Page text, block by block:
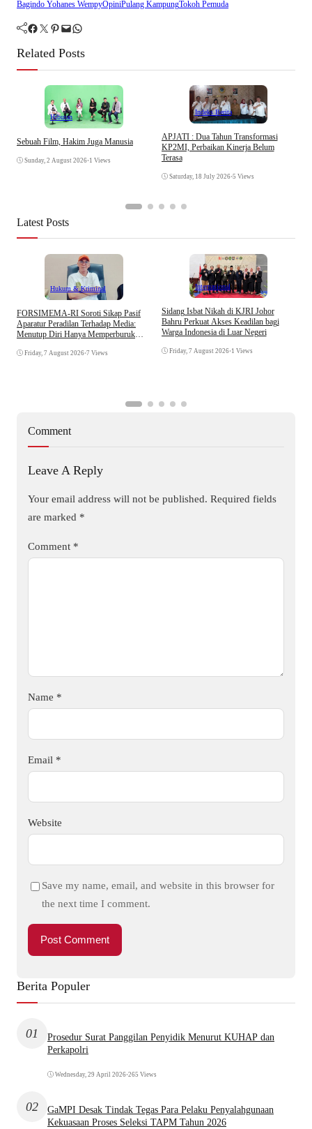
Bagindo Yohanes WempyOpiniPulang KampungTokoh Pemuda
Facebook Twitter Pinterest Mail WhatsApp
Related Posts
Hiburan
Sebuah Film, Hakim Juga Manusia
Sunday, 2 August 2026•1 Views
Indeks Berita
APJATI : Dua Tahun Transformasi
KP2MI, Perbaikan Kinerja Belum
Terasa
Saturday, 18 July 2026•5 Views
Latest Posts
Hukum & Kriminal
​FORSIMEMA-RI Soroti Sikap Pasif
Aparatur Peradilan Terhadap Media:
Menutup Diri Hanya Memperburuk
Friday, 7 August 2026•7 Views
Internasional
Sidang Isbat Nikah di KJRI Johor
Bahru Perkuat Akses Keadilan bagi
Warga Indonesia di Luar Negeri
Friday, 7 August 2026•1 Views
Comment
Leave A Reply
Your email address will not be published. Required fields
are marked *
Comment *
Name *
Email *
Website
Save my name, email, and website in this browser for
the next time I comment.
Berita Populer
01
Prosedur Surat Panggilan Penyidik Menurut KUHAP dan
Perkapolri
Wednesday, 29 April 2026•265 Views
02
GaMPI Desak Tindak Tegas Para Pelaku Penyalahgunaan
Kekuasaan Proses Seleksi TAPM Tahun 2026